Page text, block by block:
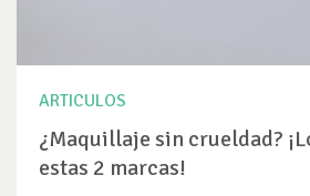
ARTICULOS
¿Maquillaje sin crueldad?
estas 2 marcas!